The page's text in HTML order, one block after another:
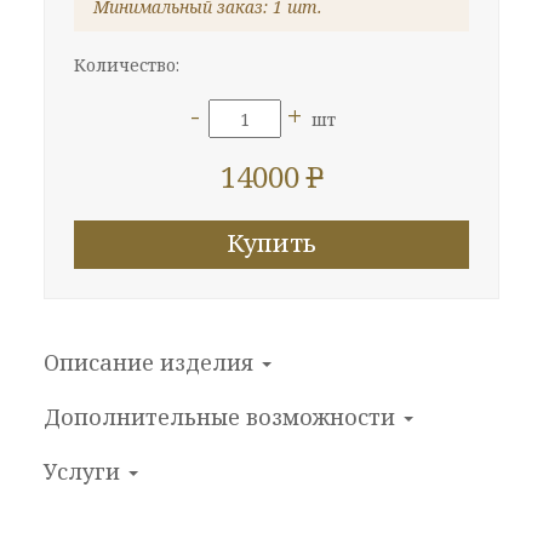
Минимальный заказ: 1 шт.
Количество:
- + шт
14000P
Купить
Описание изделия
Дополнительные возможности
Услуги